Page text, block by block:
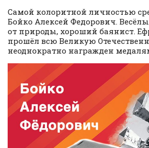
Самой колоритной личностью
Бойко Алексей Федорович.
от природы, хороший баянист.
прошёл всю Великую
неоднократно награжден